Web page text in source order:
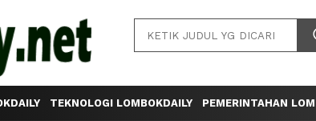
TEKNOLOGI LOMBOKDAILY PEMERINTAHAN